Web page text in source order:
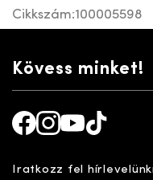
Cikkszám:100005598
Kövess minket!
Iratkozz fel